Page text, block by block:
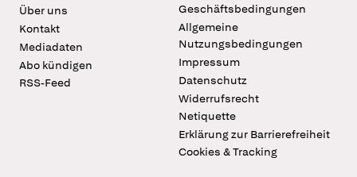
Über uns
Kontakt
Mediadaten
Abo kündigen
RSS-Feed
Geschäftsbedingungen
Allgemeine
Nutzungsbedingungen
Impressum
Datenschutz
Widerrufsrecht
Netiquette
Erklärung zur Barrierefreiheit
Cookies & Tracking